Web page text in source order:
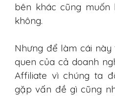
bên khác cũng
không.
Nhưng để làm cái
quen của cả doanh
Affiliate vì chúng ta
gặp vấn đề gì cũng